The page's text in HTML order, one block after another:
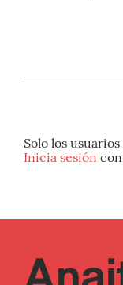
Solo los
Inicia sesión